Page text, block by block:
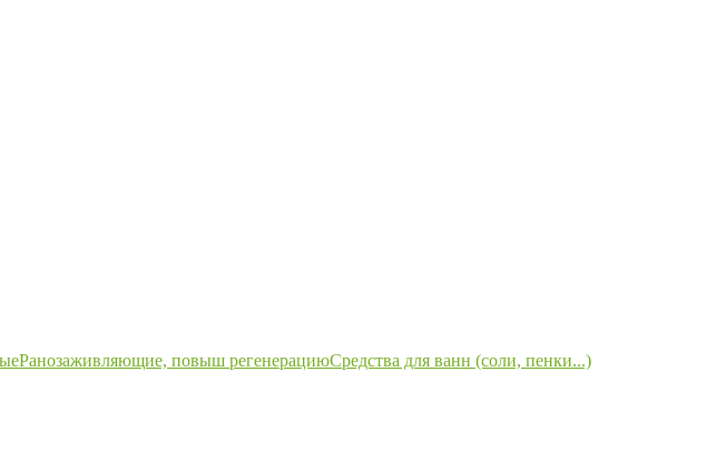
Ранозаживляющие, повыш регенерациюСредства для ванн (соли, пенки...)